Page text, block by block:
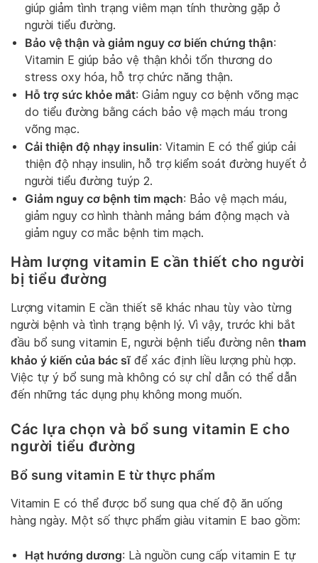
giúp giảm tình trạng viêm mạn tính thường gặp ở
người tiểu đường.
Bảo vệ thận và giảm nguy cơ biến chứng thận:
Vitamin E giúp bảo vệ thận khỏi tổn thương do
stress oxy hóa, hỗ trợ chức năng thận.
Hỗ trợ sức khỏe mắt: Giảm nguy cơ bệnh võng mạc
do tiểu đường bằng cách bảo vệ mạch máu trong
võng mạc.
Cải thiện độ nhạy insulin: Vitamin E có thể giúp cải
thiện độ nhạy insulin, hỗ trợ kiểm soát đường huyết ở
người tiểu đường tuýp 2.
Giảm nguy cơ bệnh tim mạch: Bảo vệ mạch máu,
giảm nguy cơ hình thành mảng bám động mạch và
giảm nguy cơ mắc bệnh tim mạch.
Hàm lượng vitamin E cần thiết cho người
bị tiểu đường
Lượng vitamin E cần thiết sẽ khác nhau tùy vào từng
người bệnh và tình trạng bệnh lý. Vì vậy, trước khi bắt
đầu bổ sung vitamin E, người bệnh tiểu đường nên tham
khảo ý kiến của bác sĩđể xác định liều lượng phù hợp.
Việc tự ý bổ sung mà không có sự chỉ dẫn có thể dẫn
đến những tác dụng phụ không mong muốn.
Các lựa chọn và bổ sung vitamin E cho
người tiểu đường
Bổ sung vitamin E từ thực phẩm
Vitamin E có thể được bổ sung qua chế độ ăn uống
hàng ngày. Một số thực phẩm giàu vitamin E bao gồm:
Hạt hướng dương: Là nguồn cung cấp vitamin E tự